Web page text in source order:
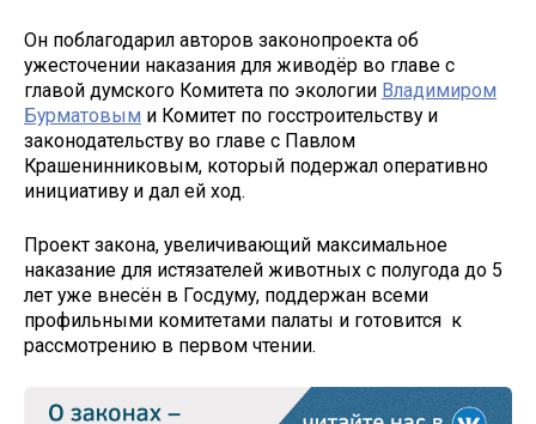
Он поблагодарил авторов законопроекта об
ужесточении наказания для живодёр во главе с
главой думского Комитета по экологии Владимиром
Бурматовым и Комитет по госстроительству и
законодательству во главе с Павлом
Крашенинниковым, который подержал оперативно
инициативу и дал ей ход.
Проект закона, увеличивающий максимальное
наказание для истязателей животных с полугода до 5
лет уже внесён в Госдуму, поддержан всеми
профильными комитетами палаты и готовится к
рассмотрению в первом чтении.